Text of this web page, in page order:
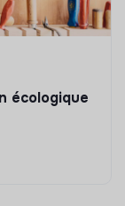
écologique